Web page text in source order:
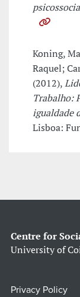
Koning,
Raquel;
(2012),
Trabalho:
igualdade
Lisboa:
Centre for
University of
Privacy Policy